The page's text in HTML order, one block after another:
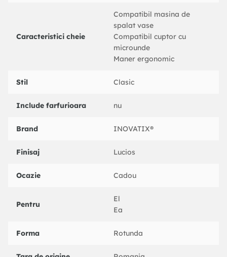
Caracteristici cheie
Compatibil masina de
spalat vase
Compatibil cuptor cu
microunde
Maner ergonomic
Stil Clasic
Include farfurioara nu
Brand INOVATIX®
Finisaj Lucios
Ocazie Cadou
Pentru
El
Ea
Forma Rotunda